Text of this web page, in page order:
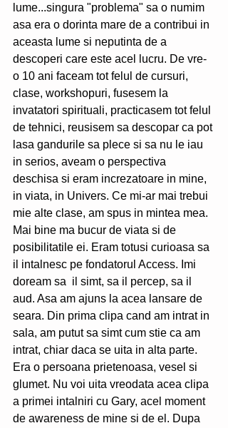
lume...singura "problema" sa o numim
asa era o dorinta mare de a contribui in
aceasta lume si neputinta de a
descoperi care este acel lucru. De vre-
o 10 ani faceam tot felul de cursuri,
clase, workshopuri, fusesem la
invatatori spirituali, practicasem tot felul
de tehnici, reusisem sa descopar ca pot
lasa gandurile sa plece si sa nu le iau
in serios, aveam o perspectiva
deschisa si eram increzatoare in mine,
in viata, in Univers. Ce mi-ar mai trebui
mie alte clase, am spus in mintea mea.
Mai bine ma bucur de viata si de
posibilitatile ei. Eram totusi curioasa sa
il intalnesc pe fondatorul Access. Imi
doream sa  il simt, sa il percep, sa il
aud. Asa am ajuns la acea lansare de
seara. Din prima clipa cand am intrat in
sala, am putut sa simt cum stie ca am
intrat, chiar daca se uita in alta parte.
Era o persoana prietenoasa, vesel si
glumet. Nu voi uita vreodata acea clipa
a primei intalniri cu Gary, acel moment
de awareness de mine si de el. Dupa